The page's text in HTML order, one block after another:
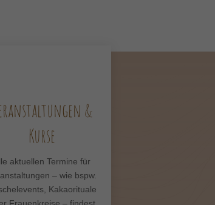
&
Kurse
aktuellen Termine für
– wie bspw.
Kakaorituale